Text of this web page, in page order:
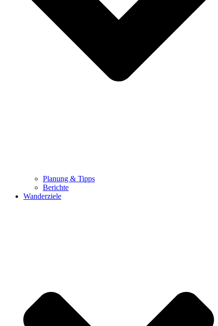
Planung & Tipps
Berichte
Wanderziele